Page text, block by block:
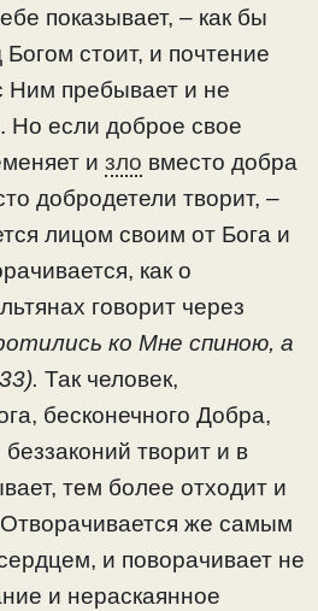
показывает, – как бы
стоит, и почтение
Ним пребывает и не
Но если доброе свое
и зло вместо добра
добродетели творит, –
лицом своим от Бога и
как о
говорит через
ко Мне спиною, а
Так человек,
бесконечного Добра,
творит и в
тем более отходит и
же самым
и поворачивает не
и нераскаянное